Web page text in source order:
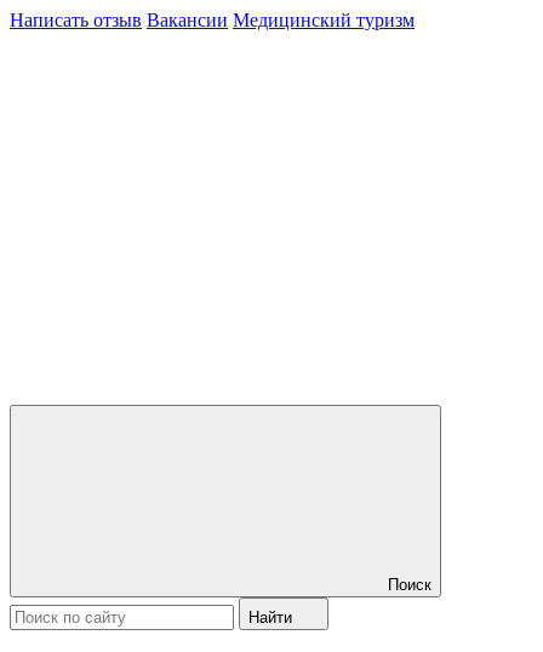
Написать отзыв Вакансии Медицинский туризм
Поиск
Найти